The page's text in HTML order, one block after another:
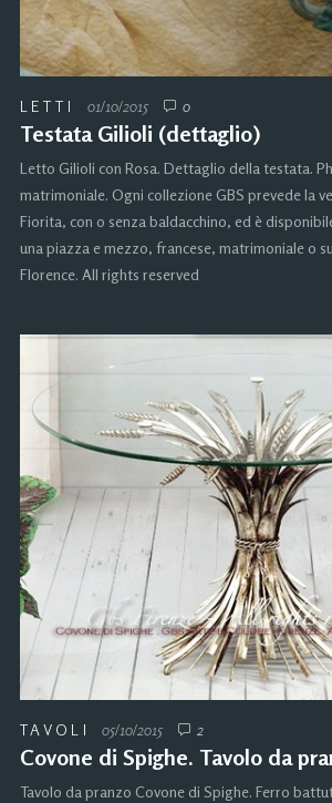
LETTI 01/10/2015 0
Testata Gilioli (dettaglio)
Letto Gilioli con Rosa. Dettaglio della testata.
matrimoniale. Ogni collezione GBS prevede la
Fiorita, con o senza baldacchino, ed è
una piazza e mezzo, francese, matrimoniale o
Florence. All rights reserved
TAVOLI 05/10/2015 2
Covone di Spighe. Tavolo da
Tavolo da pranzo Covone di Spighe. Ferro